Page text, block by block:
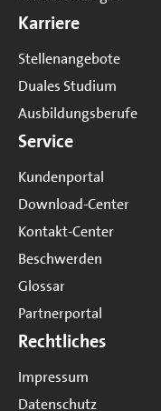
Karriere
Stellenangebote
Duales Studium
Ausbildungsberufe
Service
Kundenportal
Download-Center
Kontakt-Center
Beschwerden
Glossar
Partnerportal
Rechtliches
Impressum
Datenschutz